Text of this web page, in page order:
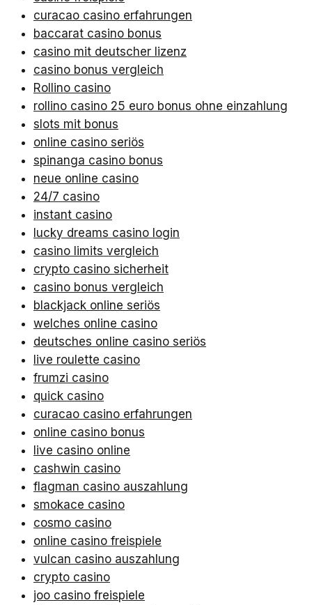
curacao casino erfahrungen
baccarat casino bonus
casino mit deutscher lizenz
casino bonus vergleich
Rollino casino
rollino casino 25 euro bonus ohne einzahlung
slots mit bonus
online casino seriös
spinanga casino bonus
neue online casino
24/7 casino
instant casino
lucky dreams casino login
casino limits vergleich
crypto casino sicherheit
casino bonus vergleich
blackjack online seriös
welches online casino
deutsches online casino seriös
live roulette casino
frumzi casino
quick casino
curacao casino erfahrungen
online casino bonus
live casino online
cashwin casino
flagman casino auszahlung
smokace casino
cosmo casino
online casino freispiele
vulcan casino auszahlung
crypto casino
joo casino freispiele